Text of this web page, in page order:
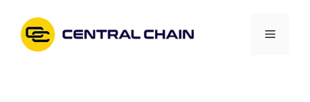
content
Menu